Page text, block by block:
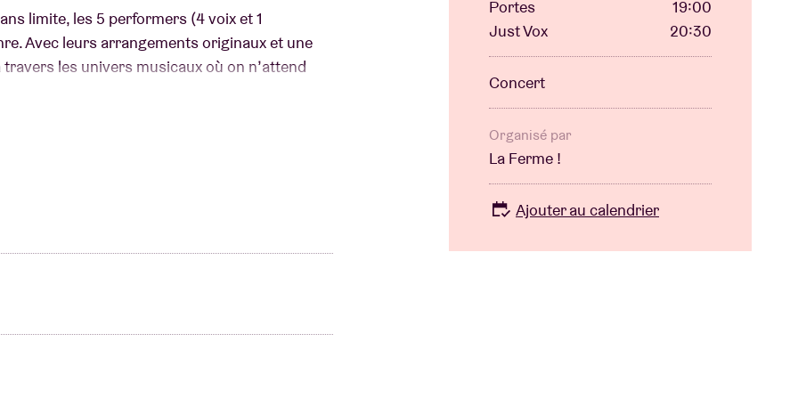
limite, les 5 performers (4 voix et 1
Avec leurs arrangements originaux et une
les univers musicaux où on n’attend
sur les réseaux sociaux. Puis, leur Golden
talent 2024 marque un tournant : le
Portes
19:00
Just Vox
20:30
Concert
Organisé par
La Ferme !
Ajouter au calendrier